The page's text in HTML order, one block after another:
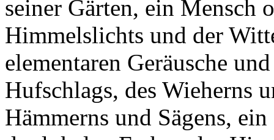
seiner Gärten, ein Mensch
Himmelslichts und der
elementaren Geräusche
Hufschlags, des Wieherns
Hämmerns und Sägens,